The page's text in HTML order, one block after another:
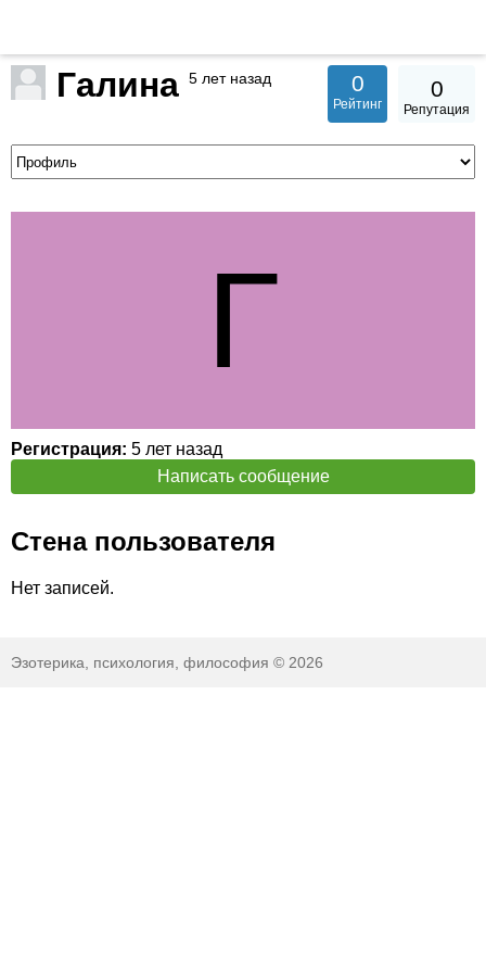
Галина 5 лет назад 0
Рейтинг
0
Репутация
Регистрация: 5 лет назад
Написать сообщение
Стена пользователя
Нет записей.
Эзотерика, психология, философия © 2026